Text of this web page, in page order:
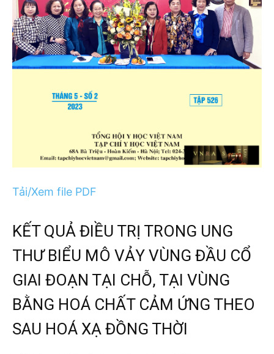
Tải/Xem file PDF
KẾT QUẢ ĐIỀU TRỊ TRONG UNG
THƯ BIỂU MÔ VẢY VÙNG ĐẦU CỔ
GIAI ĐOẠN TẠI CHỖ, TẠI VÙNG
BẰNG HOÁ CHẤT CẢM ỨNG THEO
SAU HOÁ XẠ ĐỒNG THỜI